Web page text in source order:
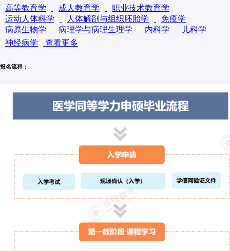
士后流动站30个。拥有3个国家重点实验室、1个国家工程实验
室、1个国家协同创新中心、1个国家大型科学仪器中心、5个国
家工程（技术）研究中心以及53个省部级研究平台。
士研究生6537人。另有国际学生3575人。拥有专任教师2803
（含双聘），中国工程院院士23人（含双聘），发展中国家科
学院及美国、德国、瑞典等国科学院或工程院外籍院士21人
38人、讲座教授6人，国家杰出青年科学基金获得者68人，“青
年长江”“优秀青年科学基金获得者”等四类优秀青年人才206人。
国家级教学团队6个，国家自然科学基金创新研究群体9个，教
育部创新团队12个。
高等教育学 成人教育学
职业技术教育学
运动人体科学
人体解剖与组织胚胎学
免疫学
病原生物学
病理学与病理生理学 内科学
儿科学
神经病学
查看更多
报名流程：